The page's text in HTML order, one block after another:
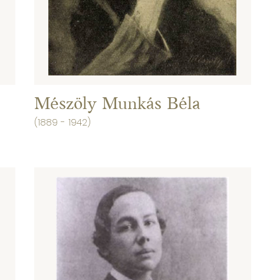
Mészöly Munkás Béla
(1889 - 1942)